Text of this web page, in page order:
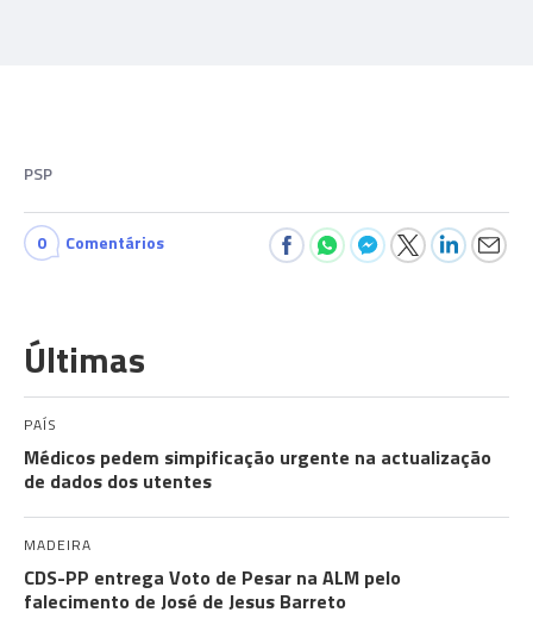
PSP
0 Comentários
Últimas
PAÍS
Médicos pedem simpificação urgente na actualização
de dados dos utentes
MADEIRA
CDS-PP entrega Voto de Pesar na ALM pelo
falecimento de José de Jesus Barreto